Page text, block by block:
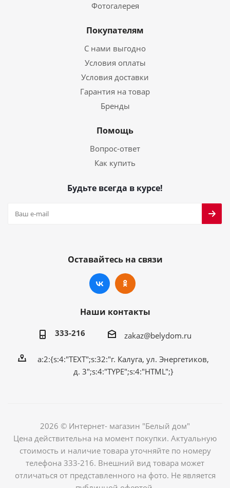
Фотогалерея
Покупателям
С нами выгодно
Условия оплаты
Условия доставки
Гарантия на товар
Бренды
Помощь
Вопрос-ответ
Как купить
Будьте всегда в курсе!
Оставайтесь на связи
Наши контакты
333-216 zakaz@belydom.ru
a:2:{s:4:"TEXT";s:32:"г. Калуга, ул. Энергетиков,
д. 3";s:4:"TYPE";s:4:"HTML";}
2026 © Интернет- магазин "Белый дом"
Цена действительна на момент покупки. Актуальную
стоимость и наличие товара уточняйте по номеру
телефона 333-216. Внешний вид товара может
отличаться от представленного на фото. Не является